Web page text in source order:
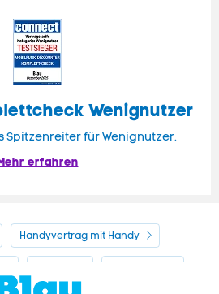
Wenignutzer
Spitzenreiter für Wenignutzer.
erfahren
Handyvertrag mit Handy